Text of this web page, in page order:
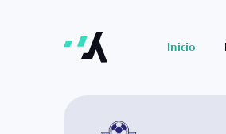
Inicio